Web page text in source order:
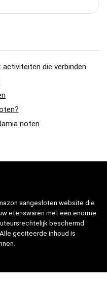
die verbinden
noten
aangesloten website die
etenswaren met een enorme
beschermd
geciteerde inhoud is